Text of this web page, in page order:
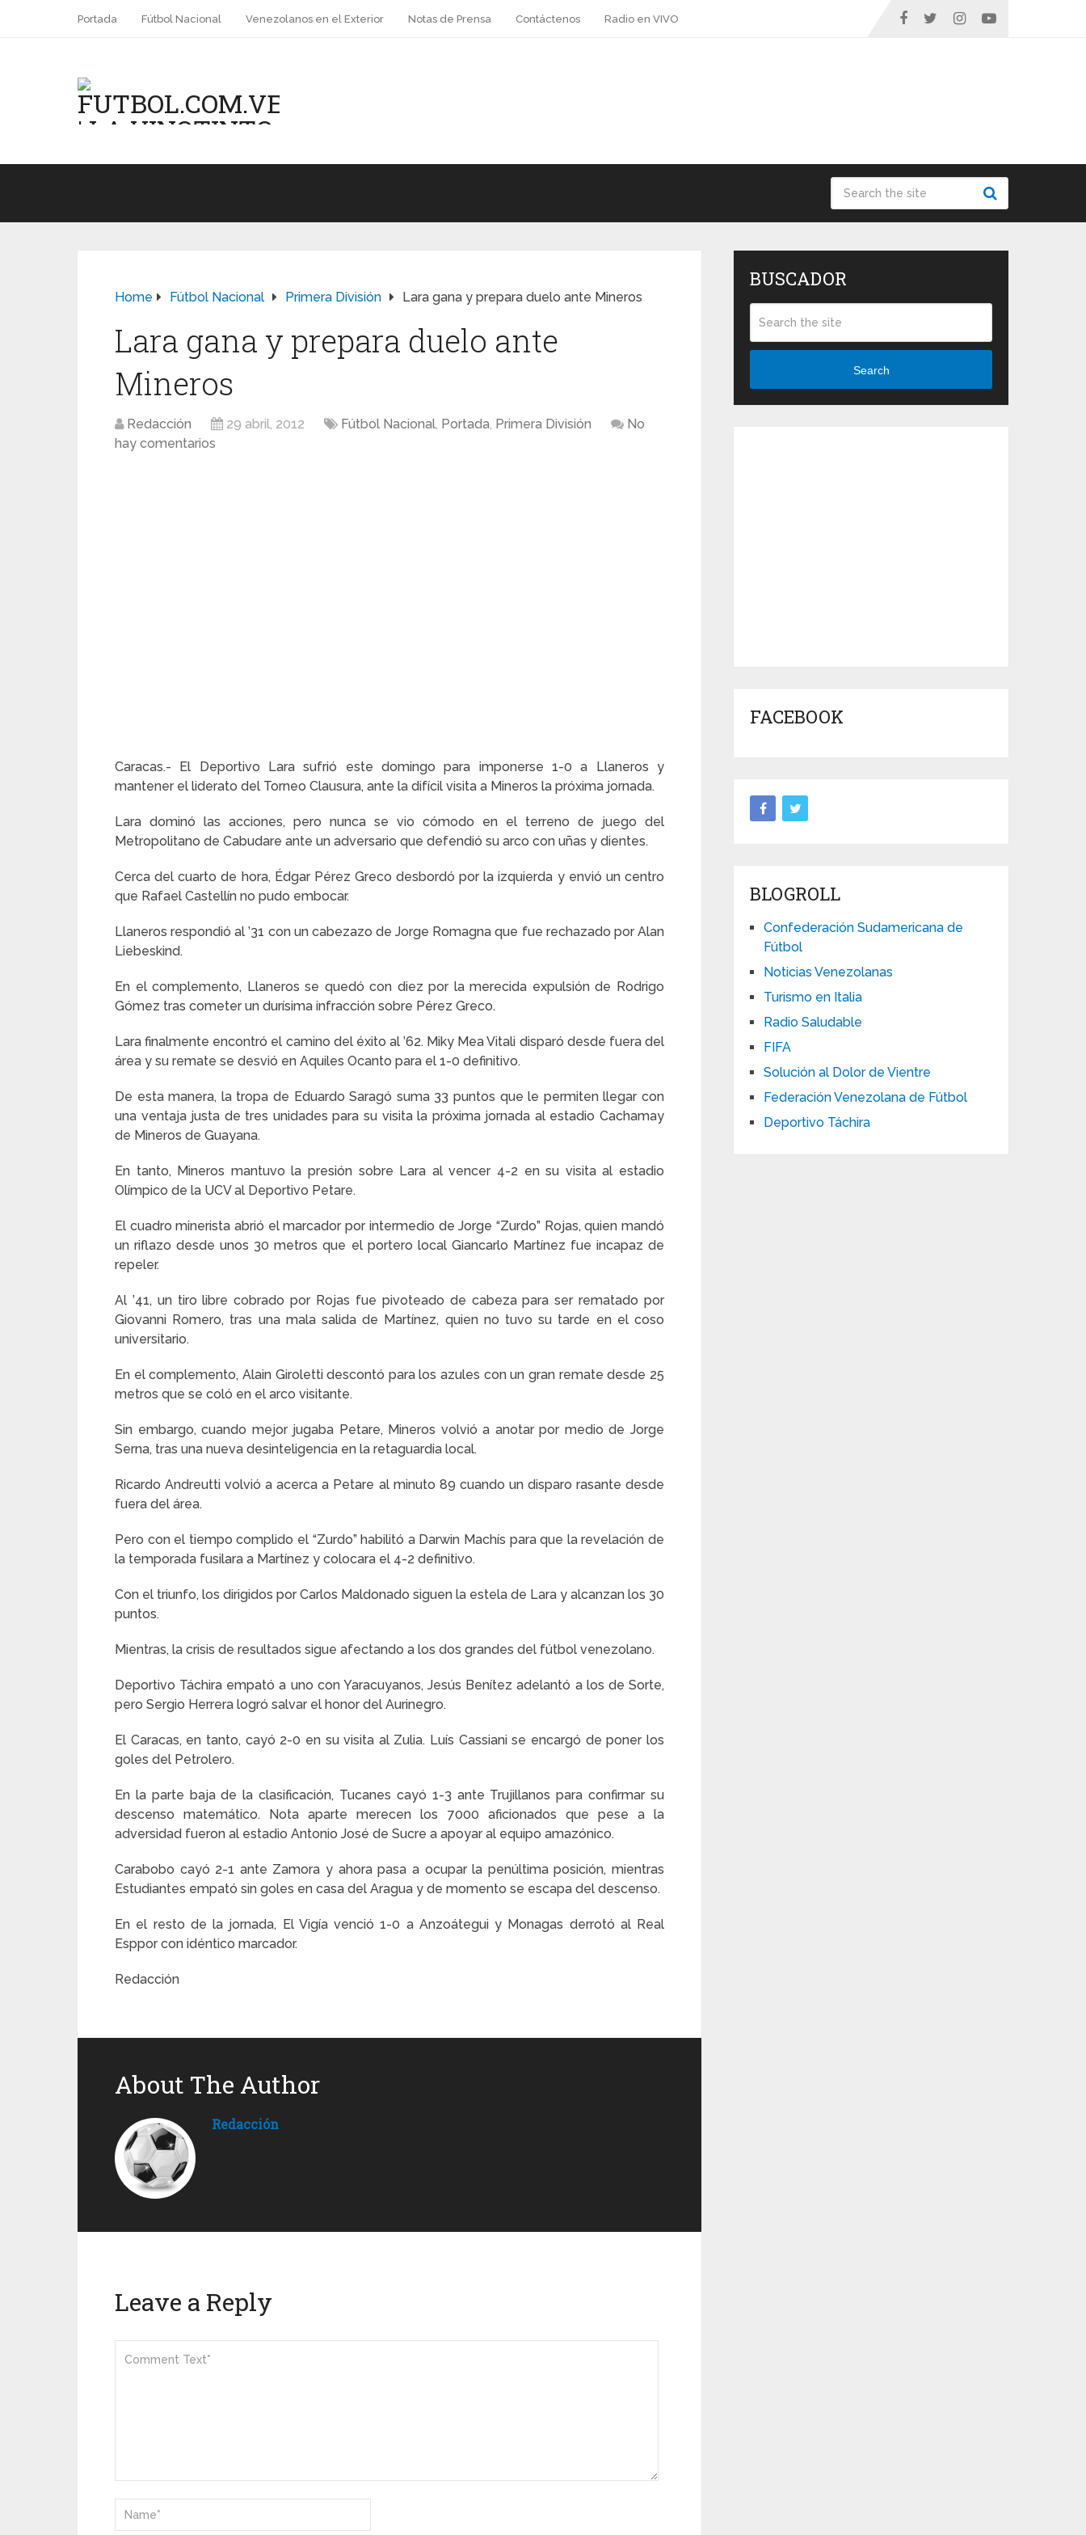
Portada Fútbol Nacional Venezolanos en el Exterior Notas de Prensa Contáctenos Radio en VIVO
Home Fútbol Nacional Primera División Lara gana y prepara duelo ante Mineros
Lara gana y prepara duelo ante
Mineros
Redacción 29 abril, 2012 Fútbol Nacional, Portada, Primera División
No
hay comentarios
Caracas.- El Deportivo Lara sufrió este domingo para imponerse 1-0 a Llaneros y
mantener el liderato del Torneo Clausura, ante la difícil visita a Mineros la próxima jornada.
Lara dominó las acciones, pero nunca se vio cómodo en el terreno de juego del
Metropolitano de Cabudare ante un adversario que defendió su arco con uñas y dientes.
Cerca del cuarto de hora, Édgar Pérez Greco desbordó por la izquierda y envió un centro
que Rafael Castellín no pudo embocar.
Llaneros respondió al ’31 con un cabezazo de Jorge Romagna que fue rechazado por Alan
Liebeskind.
En el complemento, Llaneros se quedó con diez por la merecida expulsión de Rodrigo
Gómez tras cometer un durísima infracción sobre Pérez Greco.
Lara finalmente encontró el camino del éxito al ’62. Miky Mea Vitali disparó desde fuera del
área y su remate se desvió en Aquiles Ocanto para el 1-0 definitivo.
De esta manera, la tropa de Eduardo Saragó suma 33 puntos que le permiten llegar con
una ventaja justa de tres unidades para su visita la próxima jornada al estadio Cachamay
de Mineros de Guayana.
En tanto, Mineros mantuvo la presión sobre Lara al vencer 4-2 en su visita al estadio
Olímpico de la UCV al Deportivo Petare.
El cuadro minerista abrió el marcador por intermedio de Jorge “Zurdo” Rojas, quien mandó
un riflazo desde unos 30 metros que el portero local Giancarlo Martínez fue incapaz de
repeler.
Al ’41, un tiro libre cobrado por Rojas fue pivoteado de cabeza para ser rematado por
Giovanni Romero, tras una mala salida de Martínez, quien no tuvo su tarde en el coso
universitario.
En el complemento, Alain Giroletti descontó para los azules con un gran remate desde 25
metros que se coló en el arco visitante.
Sin embargo, cuando mejor jugaba Petare, Mineros volvió a anotar por medio de Jorge
Serna, tras una nueva desinteligencia en la retaguardia local.
Ricardo Andreutti volvió a acerca a Petare al minuto 89 cuando un disparo rasante desde
fuera del área.
Pero con el tiempo complido el “Zurdo” habilitó a Darwin Machís para que la revelación de
la temporada fusilara a Martínez y colocara el 4-2 definitivo.
Con el triunfo, los dirigidos por Carlos Maldonado siguen la estela de Lara y alcanzan los 30
puntos.
Mientras, la crisis de resultados sigue afectando a los dos grandes del fútbol venezolano.
Deportivo Táchira empató a uno con Yaracuyanos, Jesús Benítez adelantó a los de Sorte,
pero Sergio Herrera logró salvar el honor del Aurinegro.
El Caracas, en tanto, cayó 2-0 en su visita al Zulia. Luís Cassiani se encargó de poner los
goles del Petrolero.
En la parte baja de la clasificación, Tucanes cayó 1-3 ante Trujillanos para confirmar su
descenso matemático. Nota aparte merecen los 7000 aficionados que pese a la
adversidad fueron al estadio Antonio José de Sucre a apoyar al equipo amazónico.
Carabobo cayó 2-1 ante Zamora y ahora pasa a ocupar la penúltima posición, mientras
Estudiantes empató sin goles en casa del Aragua y de momento se escapa del descenso.
En el resto de la jornada, El Vigía venció 1-0 a Anzoátegui y Monagas derrotó al Real
Esppor con idéntico marcador.
Redacción
About The Author
Redacción
Leave a Reply
BUSCADOR
Search
FACEBOOK
BLOGROLL
Confederación Sudamericana de
Fútbol
Noticias Venezolanas
Turismo en Italia
Radio Saludable
FIFA
Solución al Dolor de Vientre
Federación Venezolana de Fútbol
Deportivo Táchira